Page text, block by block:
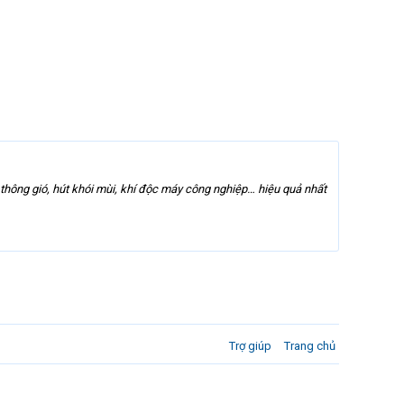
gió, hút khói mùi, khí độc máy công nghiệp… hiệu quả nhất
Trợ giúp Trang chủ